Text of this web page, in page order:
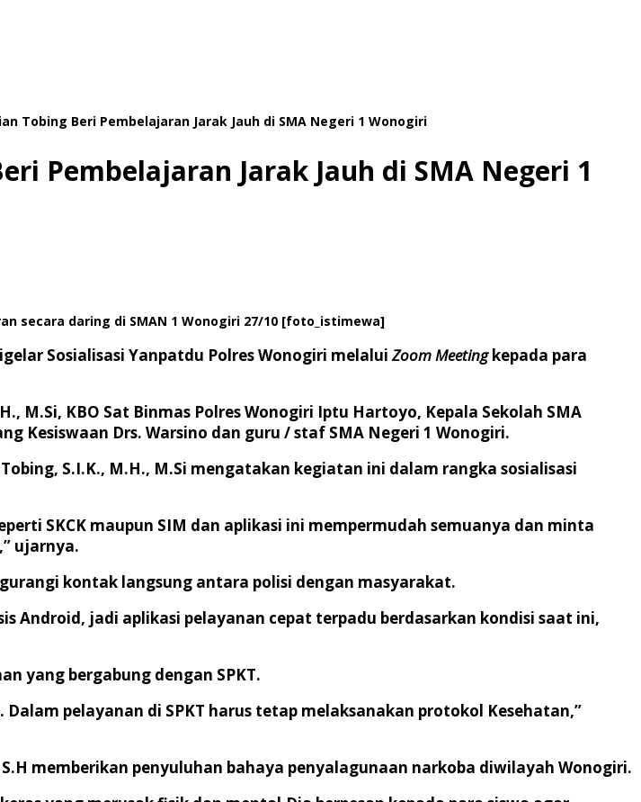
Tobing Beri Pembelajaran Jarak Jauh di SMA Negeri 1 Wonogiri
Pembelajaran Jarak Jauh di SMA Negeri 1
secara daring di SMAN 1 Wonogiri 27/10 [foto_istimewa]
Sosialisasi Yanpatdu Polres Wonogiri melaluiZoom Meetingkepada para
M.Si, KBO Sat Binmas Polres Wonogiri Iptu Hartoyo, Kepala Sekolah SMA
Kesiswaan Drs. Warsino dan guru / staf SMA Negeri 1 Wonogiri.
S.I.K., M.H., M.Si mengatakan kegiatan ini dalam rangka sosialisasi
SKCK maupun SIM dan aplikasi ini mempermudah semuanya dan minta
ujarnya.
kontak langsung antara polisi dengan masyarakat.
Android, jadi aplikasi pelayanan cepat terpadu berdasarkan kondisi saat ini,
yang bergabung dengan SPKT.
pelayanan di SPKT harus tetap melaksanakan protokol Kesehatan,”
memberikan penyuluhan bahaya penyalagunaan narkoba diwilayah Wonogiri.